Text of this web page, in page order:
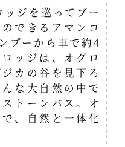
ジを巡ってブー
できるアマンコ
プーから車で約4
ッジは、オグロ
カの谷を見下ろ
な大自然の中で
トーンバス。オ
、自然と一体化